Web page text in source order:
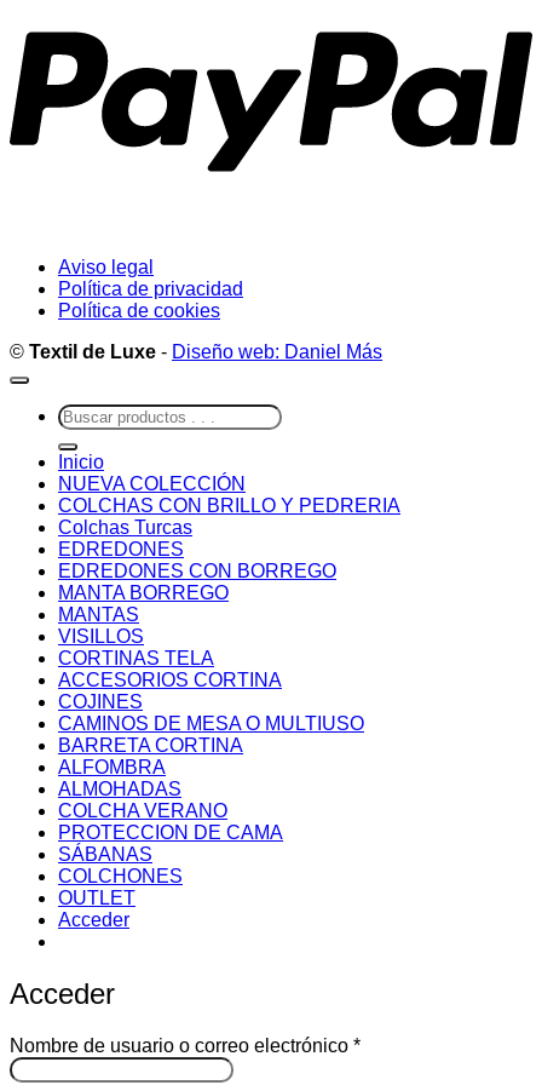
Aviso legal
Política de privacidad
Política de cookies
© Textil de Luxe - Diseño web: Daniel Más
Buscar
por:
Inicio
NUEVA COLECCIÓN
COLCHAS CON BRILLO Y PEDRERIA
Colchas Turcas
EDREDONES
EDREDONES CON BORREGO
MANTA BORREGO
MANTAS
VISILLOS
CORTINAS TELA
ACCESORIOS CORTINA
COJINES
CAMINOS DE MESA O MULTIUSO
BARRETA CORTINA
ALFOMBRA
ALMOHADAS
COLCHA VERANO
PROTECCION DE CAMA
SÁBANAS
COLCHONES
OUTLET
Acceder
Acceder
Nombre de usuario o correo electrónico *Obligatorio